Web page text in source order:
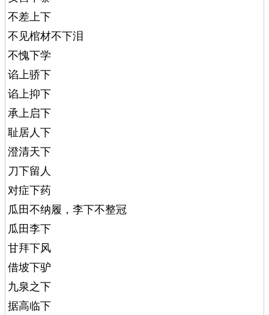
不差上下
不见棺材不下泪
不愧下学
谄上骄下
谄上抑下
承上启下
耻居人下
澄清天下
刀下留人
对症下药
瓜田不纳履，李下不整冠
瓜田李下
甘拜下风
借坡下驴
九泉之下
据高临下